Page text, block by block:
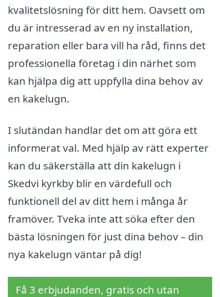
kvalitetslösning för ditt hem. Oavsett om
du är intresserad av en ny installation,
reparation eller bara vill ha råd, finns det
professionella företag i din närhet som
kan hjälpa dig att uppfylla dina behov av
en kakelugn.
I slutändan handlar det om att göra ett
informerat val. Med hjälp av rätt experter
kan du säkerställa att din kakelugn i
Skedvi kyrkby blir en värdefull och
funktionell del av ditt hem i många år
framöver. Tveka inte att söka efter den
bästa lösningen för just dina behov – din
nya kakelugn väntar på dig!
Få 3 erbjudanden, gratis och utan